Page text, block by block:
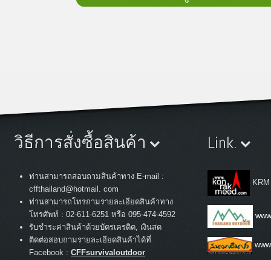
วิธีการสั่งซื้อสินค้า
ท่านสามารถสอบถามสินค้าทาง E-mail :
cffthailand@hotmail. com
ท่านสามารถโทรถามรายละเอียดสินค้าทาง
โทรศัพท์ : 02-611-6251 หรือ 095-474-4592
รับชำระค่าสินค้าด้วยบัตรเครดิต, เงินสด
ติดต่อสอบถามรายละเอียดสินค้าได้ที่
Facebook : CFFsurvivaloutdoor
Link.
KRM